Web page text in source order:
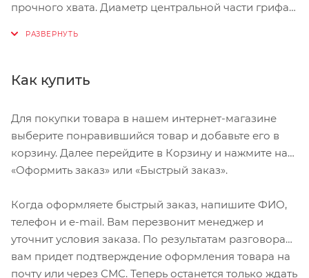
прочного хвата. Диаметр центральной части грифа -
Как купить
Для покупки товара в нашем интернет-магазине
выберите понравившийся товар и добавьте его в
корзину. Далее перейдите в Корзину и нажмите на
«Оформить заказ» или «Быстрый заказ».
Когда оформляете быстрый заказ, напишите ФИО,
телефон и e-mail. Вам перезвонит менеджер и
уточнит условия заказа. По результатам разговора
вам придет подтверждение оформления товара на
почту или через СМС. Теперь останется только ждать